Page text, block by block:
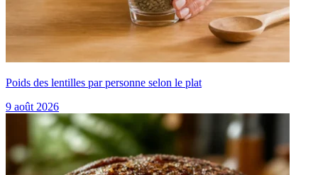
Poids des lentilles par personne selon le plat
9 août 2026